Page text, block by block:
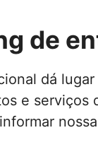
de
dá
e serviços